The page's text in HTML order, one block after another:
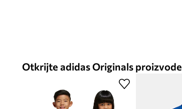
Otkrijte adidas Originals proizvode